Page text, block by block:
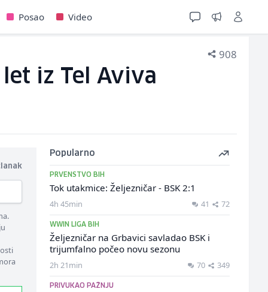
Posao Video
908
iz Tel Aviva
Popularno
PRVENSTVO BIH
Tok utakmice: Željezničar - BSK 2:1
4h 45min 41 72
WWIN LIGA BIH
Željezničar na Grbavici savladao BSK i
trijumfalno počeo novu sezonu
2h 21min 70 349
PRIVUKAO PAŽNJU